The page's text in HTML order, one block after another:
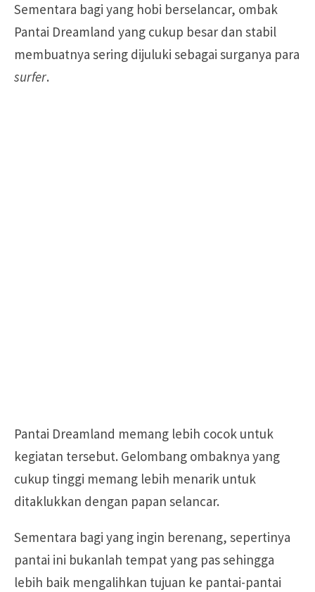
Sementara bagi yang hobi berselancar, ombak
Pantai Dreamland yang cukup besar dan stabil
membuatnya sering dijuluki sebagai surganya para
surfer.
Pantai Dreamland memang lebih cocok untuk
kegiatan tersebut. Gelombang ombaknya yang
cukup tinggi memang lebih menarik untuk
ditaklukkan dengan papan selancar.
Sementara bagi yang ingin berenang, sepertinya
pantai ini bukanlah tempat yang pas sehingga
lebih baik mengalihkan tujuan ke pantai-pantai